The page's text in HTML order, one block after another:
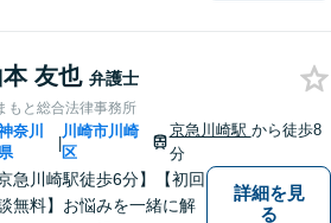
を持ち、ご一緒に解決へ
道を考えてまいります。ま
お気軽にご相談くださ
【子連れ相談OK】
本 友也 弁護士
もと総合法律事務所
奈川
|
川崎市川崎
区
京急川崎駅 から徒歩8
分
京急川崎駅徒歩6分】【初回
無料】お悩みを一緒に解
詳細を見
る